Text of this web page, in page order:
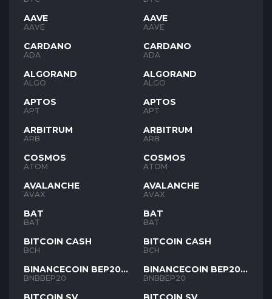
AAVE
AAVE
CARDANO
ADA
ALGORAND
ALGO
APTOS
APT
ARBITRUM
ARB
COSMOS
ATOM
AVALANCHE
AVAX
BAT
BAT
BITCOIN CASH
BCH
BINANCECOIN BEP20
BNB
BNBBEP20
AAVE
AAVE
CARDANO
ADA
ALGORAND
ALGO
APTOS
APT
ARBITRUM
ARB
COSMOS
ATOM
AVALANCHE
AVAX
BAT
BAT
BITCOIN CASH
BCH
BINANCECOIN BEP20
BNB
BNBBEP20